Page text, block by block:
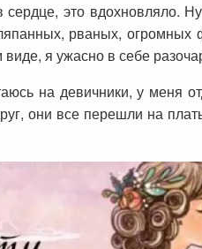
это вдохновляло.
рваных, огромных
я ужасно в себе
на девичники, у меня
они все перешли на